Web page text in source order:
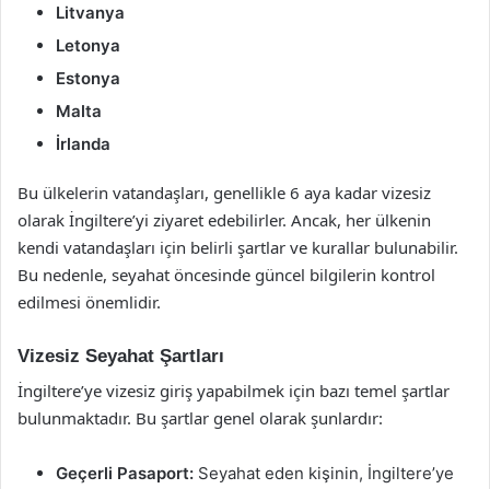
Litvanya
Letonya
Estonya
Malta
İrlanda
Bu ülkelerin vatandaşları, genellikle 6 aya kadar vizesiz
olarak İngiltere’yi ziyaret edebilirler. Ancak, her ülkenin
kendi vatandaşları için belirli şartlar ve kurallar bulunabilir.
Bu nedenle, seyahat öncesinde güncel bilgilerin kontrol
edilmesi önemlidir.
Vizesiz Seyahat Şartları
İngiltere’ye vizesiz giriş yapabilmek için bazı temel şartlar
bulunmaktadır. Bu şartlar genel olarak şunlardır:
Geçerli Pasaport: Seyahat eden kişinin, İngiltere’ye